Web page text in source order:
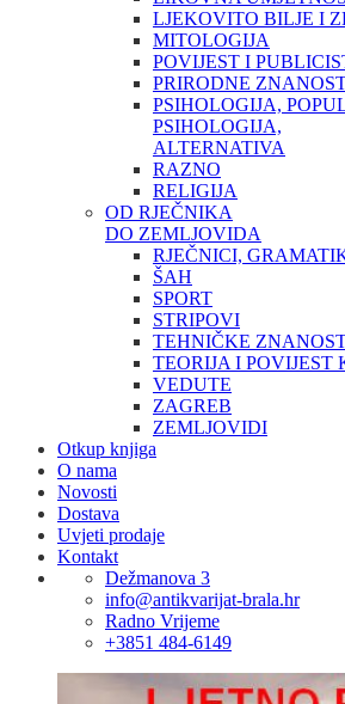
LJEKOVITO BILJE I
MITOLOGIJA
POVIJEST I
PRIRODNE
PSIHOLOGIJA,
PSIHOLOGIJA,
ALTERNATIVA
RAZNO
RELIGIJA
OD RJEČNIKA
DO ZEMLJOVIDA
RJEČNICI,
ŠAH
SPORT
STRIPOVI
TEHNIČKE
TEORIJA I POVIJEST
VEDUTE
ZAGREB
ZEMLJOVIDI
Otkup knjiga
O nama
Novosti
Dostava
Uvjeti prodaje
Kontakt
Dežmanova 3
info@antikvarijat-brala.hr
Radno Vrijeme
+3851 484-6149